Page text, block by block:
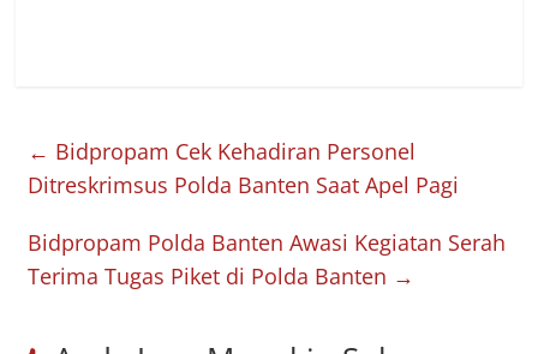
← Bidpropam Cek Kehadiran Personel
Ditreskrimsus Polda Banten Saat Apel Pagi
Bidpropam Polda Banten Awasi Kegiatan Serah
Terima Tugas Piket di Polda Banten →